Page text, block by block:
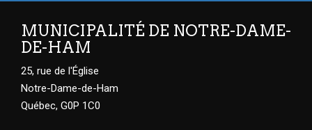
MUNICIPALITÉ DE NOTRE-DAME-
DE-HAM
25, rue de l'Église
Notre-Dame-de-Ham
Québec, G0P 1C0